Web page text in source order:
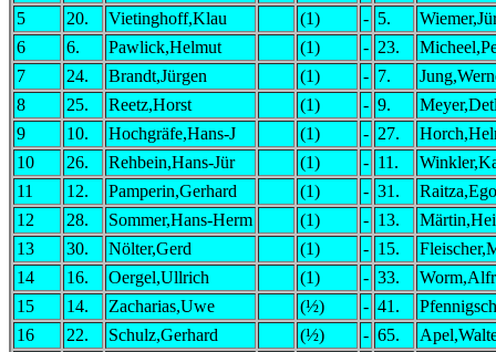
5
20. Vietinghoff,Klau (1) - 5.
6
6. Pawlick,Helmut (1) - 23.
7
24. Brandt,Jürgen (1) - 7.
8
25. Reetz,Horst (1) - 9.
9
10. Hochgräfe,Hans-J (1) - 27.
10
26. Rehbein,Hans-Jür (1) - 11.
11
12. Pamperin,Gerhard (1) - 31.
12
28. Sommer,Hans-Herm (1) - 13.
13
30. Nölter,Gerd (1) - 15.
14
16. Oergel,Ullrich (1) - 33.
15
14. Zacharias,Uwe (½) - 41.
16
22. Schulz,Gerhard (½) - 65.